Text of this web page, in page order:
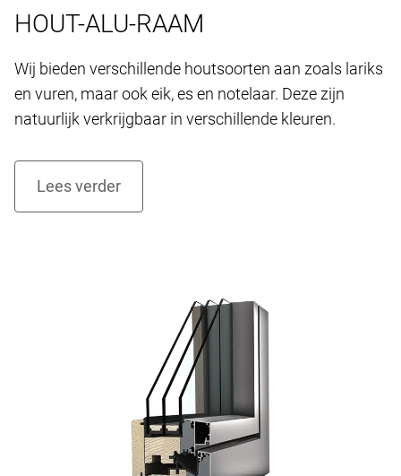
HOUT-ALU-RAAM
Wij bieden verschillende houtsoorten aan zoals lariks
en vuren, maar ook eik, es en notelaar. Deze zijn
natuurlijk verkrijgbaar in verschillende kleuren.